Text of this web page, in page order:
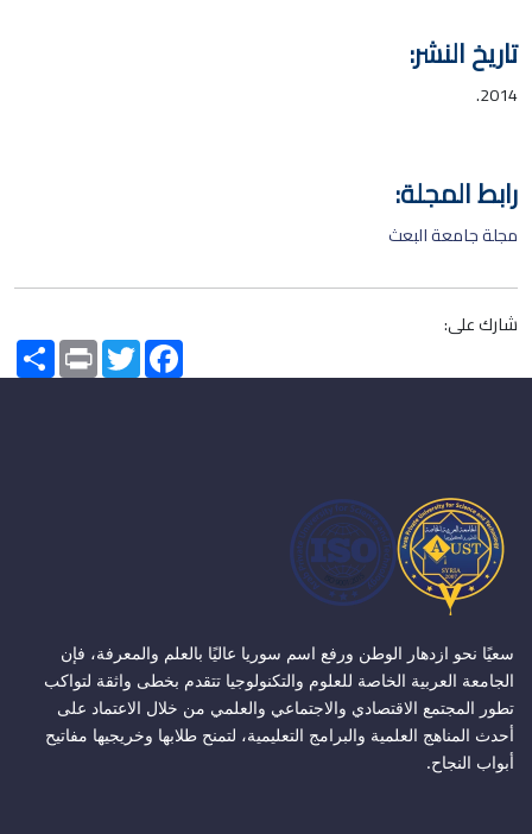
تاريخ النشر:
2014.
رابط المجلة:
مجلة جامعة البعث
شارك على:
Share PrintTwitterFacebook
سعيًا نحو ازدهار الوطن ورفع اسم سوريا عاليًا بالعلم والمعرفة، فإن
الجامعة العربية الخاصة للعلوم والتكنولوجيا تتقدم بخطى واثقة لتواكب
تطور المجتمع الاقتصادي والاجتماعي والعلمي من خلال الاعتماد على
أحدث المناهج العلمية والبرامج التعليمية، لتمنح طلابها وخريجيها مفاتيح
أبواب النجاح.